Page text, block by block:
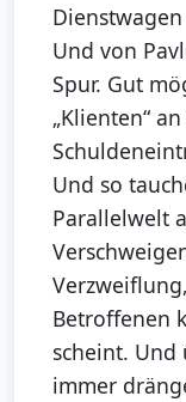
Und von
Spur. Gut
„Klienten“
Und so
Parallelwelt
Betroffenen
scheint. Und
immer